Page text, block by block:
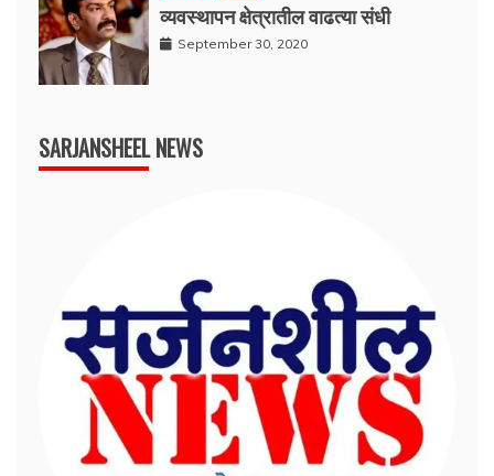
व्यवस्थापन क्षेत्रातील वाढत्या संधी
September 30, 2020
SARJANSHEEL NEWS